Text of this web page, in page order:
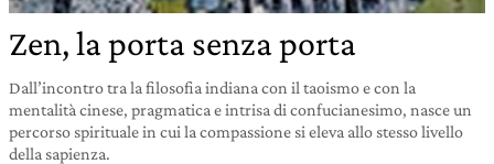
Zen, la porta senza porta
Dall’incontro tra la filosofia indiana con il taoismo e con la
mentalità cinese, pragmatica e intrisa di confucianesimo, nasce un
percorso spirituale in cui la compassione si eleva allo stesso livello
della sapienza.